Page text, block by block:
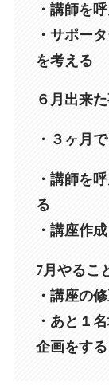
・講師を
・サポー
を考える
６月出来
・３ヶ月
・講師を
る
・講座作成
7月やるこ
・講座の
・あと１
企画をする